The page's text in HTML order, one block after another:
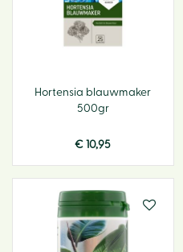
Hortensia blauwmaker
500gr
€ 10,95